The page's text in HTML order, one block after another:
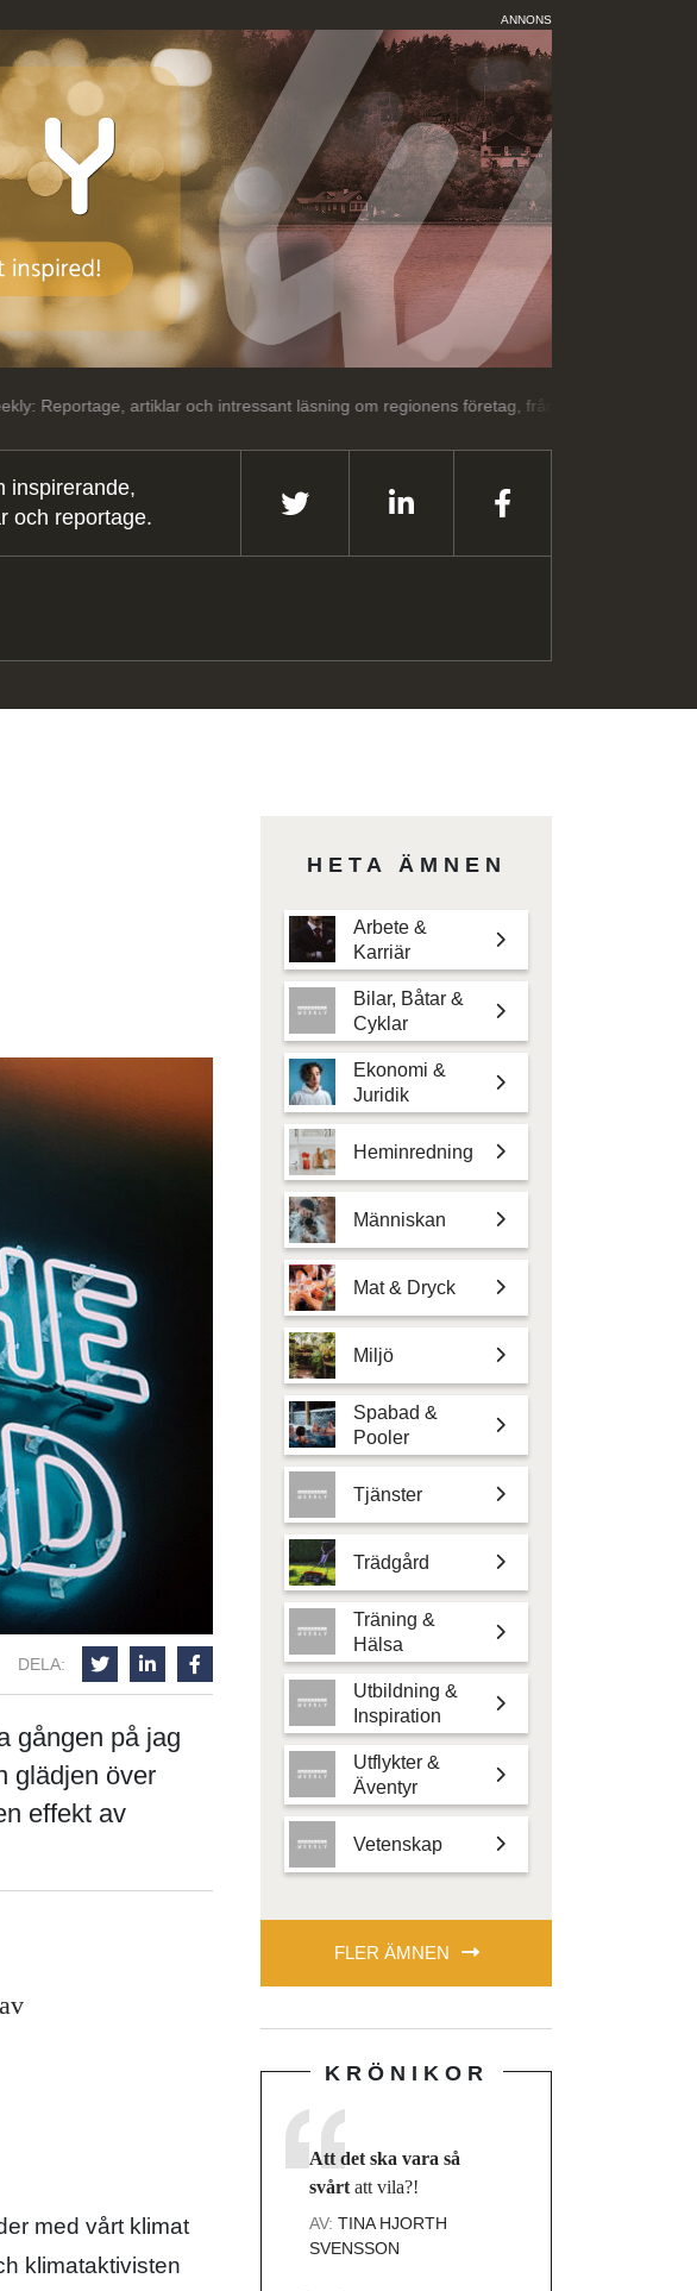
ANNONS
och intressant läsning om regionens företag, från regionens företag.
inspirerande,
och reportage.
DELA:
gången på jag
glädjen över
effekt av
med vårt klimat
klimataktivisten
HETA ÄMNEN
Arbete &
Karriär
Bilar, Båtar &
Cyklar
Ekonomi &
Juridik
Heminredning
Människan
Mat & Dryck
Miljö
Spabad &
Pooler
Tjänster
Trädgård
Träning &
Hälsa
Utbildning &
Inspiration
Utflykter &
Äventyr
Vetenskap
FLER ÄMNEN
KRÖNIKOR
Att det ska vara så
svårt att vila?!
AV: TINA HJORTH
SVENSSON